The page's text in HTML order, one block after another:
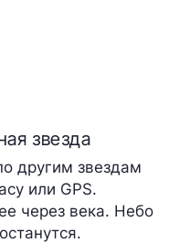
звезда
другим звездам
или GPS.
через века. Небо